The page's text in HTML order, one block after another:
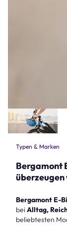
Typen & Marken
Bergamont
Bergamont E-
bei Alltag,
beliebtesten